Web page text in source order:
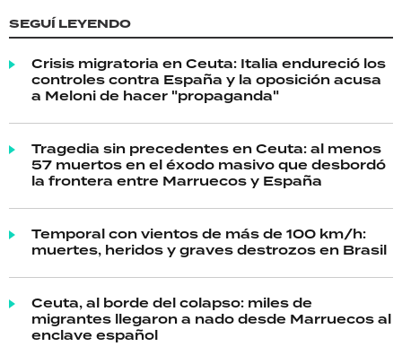
SEGUÍ LEYENDO
Crisis migratoria en Ceuta: Italia endureció los
controles contra España y la oposición acusa
a Meloni de hacer "propaganda"
Tragedia sin precedentes en Ceuta: al menos
57 muertos en el éxodo masivo que desbordó
la frontera entre Marruecos y España
Temporal con vientos de más de 100 km/h:
muertes, heridos y graves destrozos en Brasil
Ceuta, al borde del colapso: miles de
migrantes llegaron a nado desde Marruecos al
enclave español